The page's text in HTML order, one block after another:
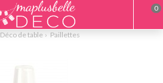
Déco de table
Paillettes
0